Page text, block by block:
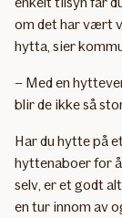
om det har vært
hytta, sier
– Med en
blir de ikke så
Har du hytte på
hyttenaboer for
selv, er et godt
en tur innom av